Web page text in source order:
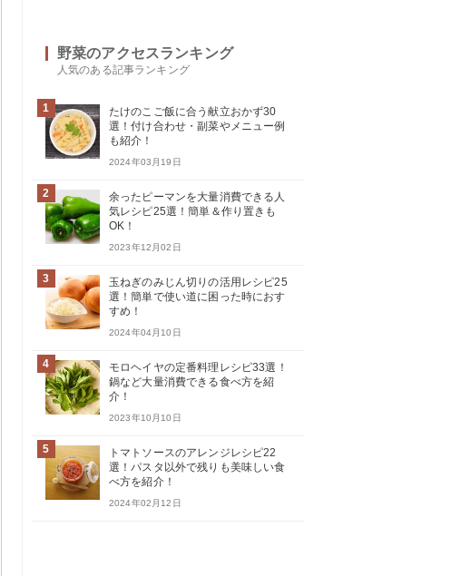
野菜のアクセスランキング
人気のある記事ランキング
1
たけのこご飯に合う献立おかず30
選！付け合わせ・副菜やメニュー例
も紹介！
2024年03月19日
2
余ったピーマンを大量消費できる人
気レシピ25選！簡単＆作り置きも
OK！
2023年12月02日
3
玉ねぎのみじん切りの活用レシピ25
選！簡単で使い道に困った時におす
すめ！
2024年04月10日
4
モロヘイヤの定番料理レシピ33選！
鍋など大量消費できる食べ方を紹
介！
2023年10月10日
5
トマトソースのアレンジレシピ22
選！パスタ以外で残りも美味しい食
べ方を紹介！
2024年02月12日